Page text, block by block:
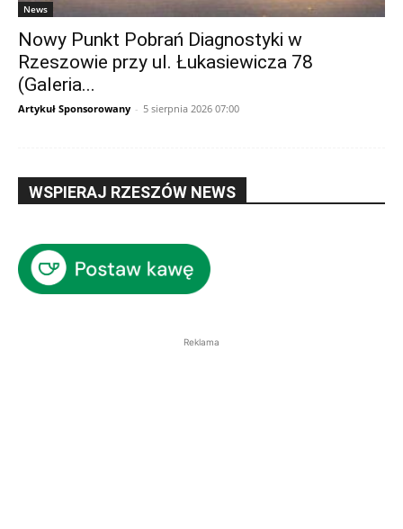
News
Nowy Punkt Pobrań Diagnostyki w
Rzeszowie przy ul. Łukasiewicza 78
(Galeria...
Artykuł Sponsorowany - 5 sierpnia 2026 07:00
WSPIERAJ RZESZÓW NEWS
Reklama